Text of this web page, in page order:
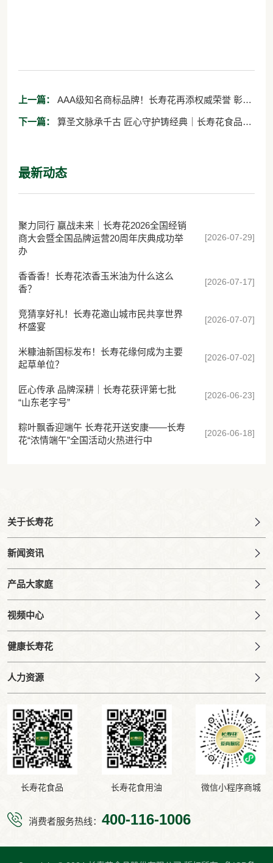
上一篇：
品牌价值
下一篇：
最新动态
聚力同行 赢战未来｜长寿花2026全国经销
商大会暨全国品牌运营20周年庆典成功举
办
[2026-07-29]
香香香！长寿花浓香玉米油为什么这么
香？
[2026-07-17]
竞猜享好礼！长寿花邀山城市民共享世界
杯盛宴
[2026-07-07]
米糠油新国标发布！长寿花缘何成为主要
起草单位？
[2026-07-02]
匠心传承 品牌深耕｜长寿花获评第七批
“山东老字号”
[2026-06-23]
粽叶飘香迎端午 长寿花开送安康——长寿
花“浓情端午”全国活动火热进行中
[2026-06-18]
关于长寿花
新闻资讯
产品大家庭
视频中心
健康长寿花
人力资源
长寿花食品 长寿花食用油 微信小程序商城
消费者服务热线： 400-116-1006